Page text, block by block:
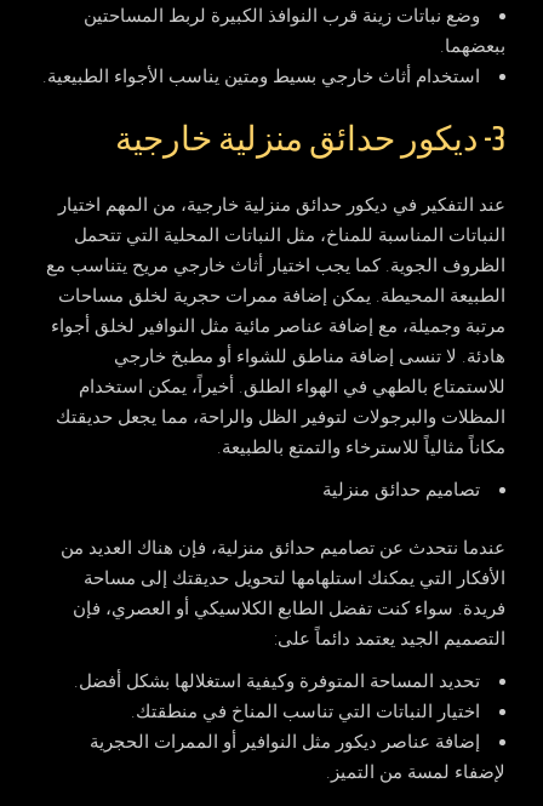
وضع نباتات زينة قرب النوافذ الكبيرة لربط المساحتين
ببعضهما.
استخدام أثاث خارجي بسيط ومتين يناسب الأجواء الطبيعية.
3- ديكور حدائق منزلية خارجية
عند التفكير في ديكور حدائق منزلية خارجية، من المهم اختيار
النباتات المناسبة للمناخ، مثل النباتات المحلية التي تتحمل
الظروف الجوية. كما يجب اختيار أثاث خارجي مريح يتناسب مع
الطبيعة المحيطة. يمكن إضافة ممرات حجرية لخلق مساحات
مرتبة وجميلة، مع إضافة عناصر مائية مثل النوافير لخلق أجواء
هادئة. لا تنسى إضافة مناطق للشواء أو مطبخ خارجي
للاستمتاع بالطهي في الهواء الطلق. أخيراً، يمكن استخدام
المظلات والبرجولات لتوفير الظل والراحة، مما يجعل حديقتك
مكاناً مثالياً للاسترخاء والتمتع بالطبيعة.
تصاميم حدائق منزلية
عندما نتحدث عنتصاميم حدائق منزلية، فإن هناك العديد من
الأفكار التي يمكنك استلهامها لتحويل حديقتك إلى مساحة
فريدة. سواء كنت تفضل الطابع الكلاسيكي أو العصري، فإن
التصميم الجيد يعتمد دائماً على:
تحديد المساحة المتوفرة وكيفية استغلالها بشكل أفضل.
اختيار النباتات التي تناسب المناخ في منطقتك.
إضافة عناصر ديكور مثل النوافير أو الممرات الحجرية
لإضفاء لمسة من التميز.